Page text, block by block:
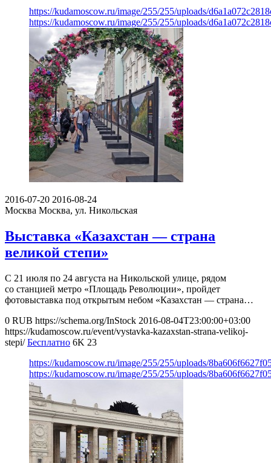
https://kudamoscow.ru/image/255/255/uploads/
https://kudamoscow.ru/image/255/255/uploads/
2016-07-20 2016-08-24
Москва Москва, ул. Никольская
Выставка «Казахстан — страна
великой степи»
С 21 июля по 24 августа на Никольской улице, рядом
со станцией метро «Площадь Революции», пройдет
фотовыставка под открытым небом «Казахстан — страна…
0 RUB https://schema.org/InStock 2016-08-04T23:00:00+03:00
https://kudamoscow.ru/event/vystavka-kazaxstan-strana-velikoj-
stepi/ Бесплатно 6K 23
https://kudamoscow.ru/image/255/255/uploads/
https://kudamoscow.ru/image/255/255/uploads/